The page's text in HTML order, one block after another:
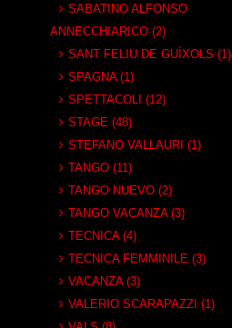
SABATINO ALFONSO
ANNECCHIARICO (2)
SANT FELIU DE GUÍXOLS (1)
SPAGNA (1)
SPETTACOLI (12)
STAGE (48)
STEFANO VALLAURI (1)
TANGO (11)
TANGO NUEVO (2)
TANGO VACANZA (3)
TECNICA (4)
TECNICA FEMMINILE (3)
VACANZA (3)
VALERIO SCARAPAZZI (1)